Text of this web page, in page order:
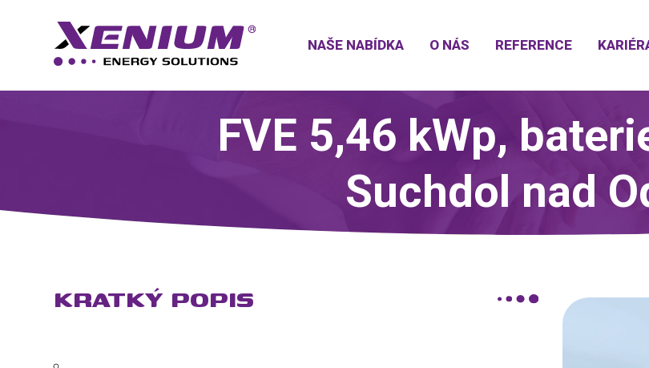
NAŠE NABÍDKA O NÁS REFERENCE
FVE 5,46 kWp,
Suchdol nad
KRATKÝ POPIS